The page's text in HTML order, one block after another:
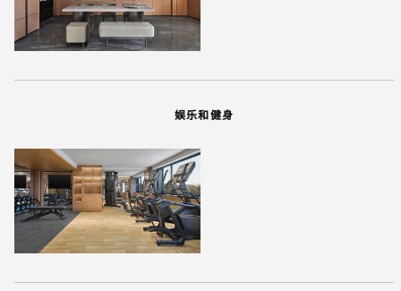
娱乐和健身